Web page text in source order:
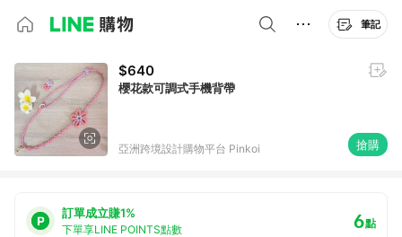
筆記
$640
櫻花款可調式手機背帶
亞洲跨境設計購物平台 Pinkoi 搶購
訂單成立賺1%
下單享LINE POINTS點數 6點